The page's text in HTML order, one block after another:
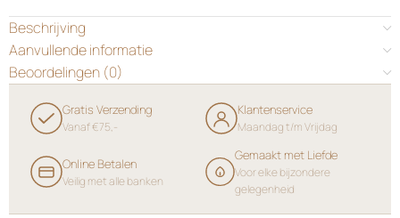
Beschrijving
Aanvullende informatie
Beoordelingen (0)
Gratis Verzending
Vanaf €75,-
Klantenservice
Maandag t/m Vrijdag
Online Betalen
Veilig met alle banken
Gemaakt met Liefde
Voor elke bijzondere
gelegenheid